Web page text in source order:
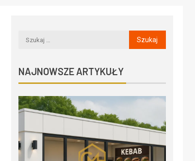
NAJNOWSZE ARTYKUŁY